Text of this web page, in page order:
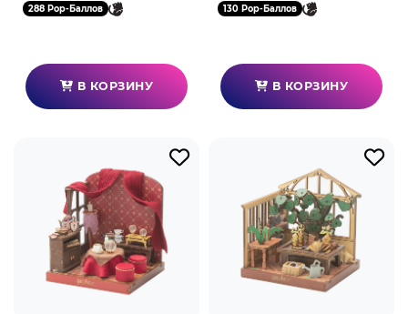
288 Pop-Баллов
В КОРЗИНУ
130 Pop-Баллов
В КОРЗИНУ